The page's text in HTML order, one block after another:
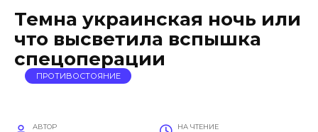
Темна украинская ночь или
что высветила вспышка
спецоперации
ПРОТИВОСТОЯНИЕ
АВТОР НА ЧТЕНИЕ